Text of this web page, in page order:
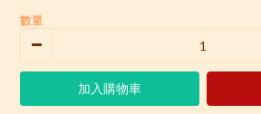
數量
加入購物車